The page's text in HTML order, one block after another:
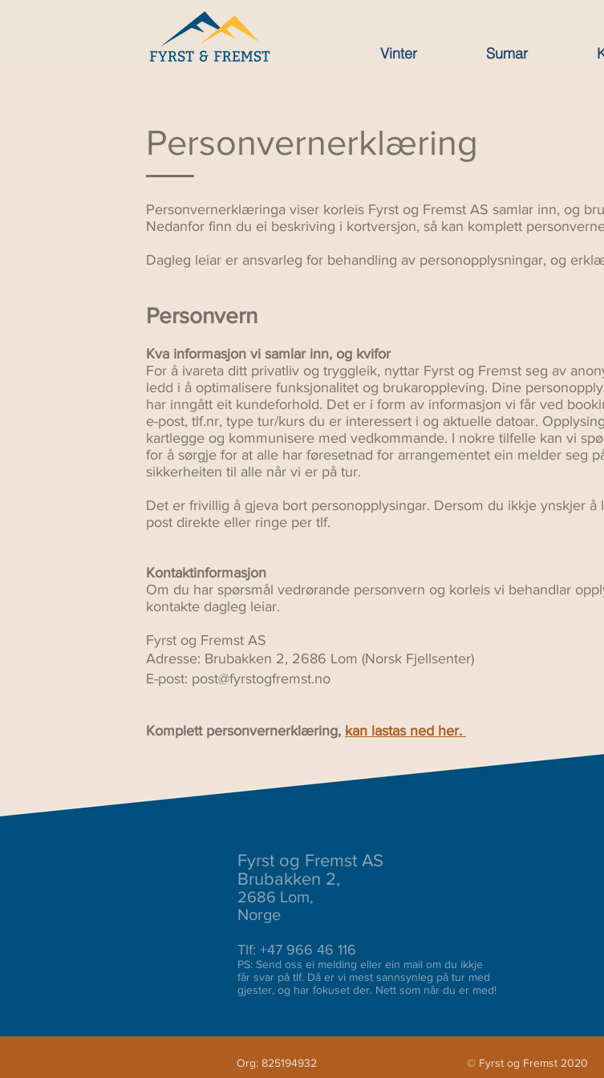
Vinter Sumar
Personvernerklæring
Personvernerklæringa viser korleis Fyrst og Fremst AS samlar inn, og
Nedanfor finn du ei beskriving i kortversjon, så kan komplett
Dagleg leiar er ansvarleg for behandling av personopplysningar, og
Personvern
Kva informasjon vi samlar inn, og kvifor
For å ivareta ditt privatliv og tryggleik, nyttar Fyrst og Fremst seg av
ledd i å optimalisere funksjonalitet og brukaroppleving. Dine
har inngått eit kundeforhold. Det er i form av informasjon vi får ved
e-post, tlf.nr, type tur/kurs du er interessert i og aktuelle datoar.
kartlegge og kommunisere med vedkommande. I nokre tilfelle kan vi
for å sørgje for at alle har føresetnad for arrangementet ein melder seg
sikkerheiten til alle når vi er på tur.
Det er frivillig å gjeva bort personopplysingar. Dersom du ikkje ynskjer
post direkte eller ringe per tlf.
Kontaktinformasjon
Om du har spørsmål vedrørande personvern og korleis vi behandlar
kontakte dagleg leiar.
Fyrst og Fremst AS
Adresse: Brubakken 2, 2686 Lom (Norsk Fjellsenter)
E-post: post@fyrstogfremst.no
Komplett personvernerklæring, kan lastasned her.
Fyrst og Fremst AS
Brubakken 2,
2686 Lom,
Norge
Tlf: +47 966 46 116
PS: Send oss ei melding eller ein mail om du ikkje
får svar på tlf. Då er vi mest sannsynleg på tur med
gjester, og har fokuset der. Nett som når du er med!
Org: 825194932 © Fyrst og Fremst 2020